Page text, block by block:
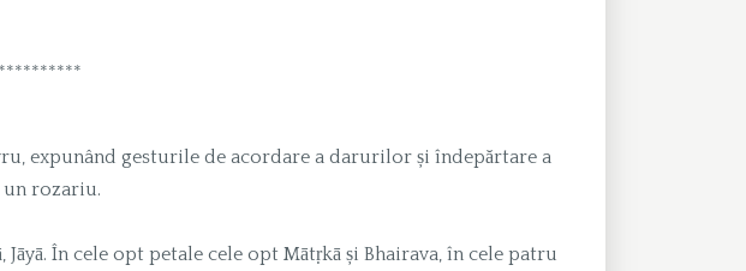
expunând gesturile de acordare a darurilor și îndepărtare a
rozariu.
În cele opt petale cele opt Mātṛkā și Bhairava, în cele patru